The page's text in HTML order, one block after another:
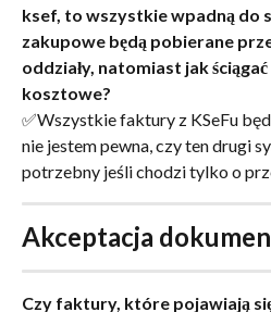
ksef, to wszystkie wpadną do
zakupowe będą pobierane
oddziały, natomiast jak
kosztowe?
✅Wszystkie faktury z KSeFu
nie jestem pewna, czy ten drugi
potrzebny jeśli chodzi tylko o
Akceptacja
Czy faktury, które pojawiają